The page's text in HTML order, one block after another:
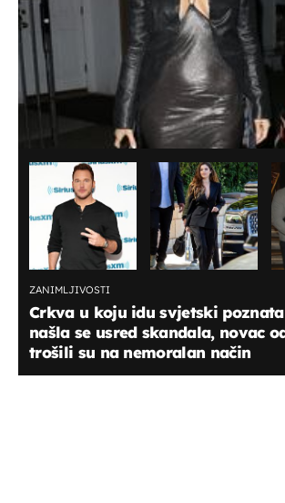
ZANIMLJIVOSTI
Crkva u koju idu svjetski
našla se usred skandala, novac
trošili su na nemoralan način